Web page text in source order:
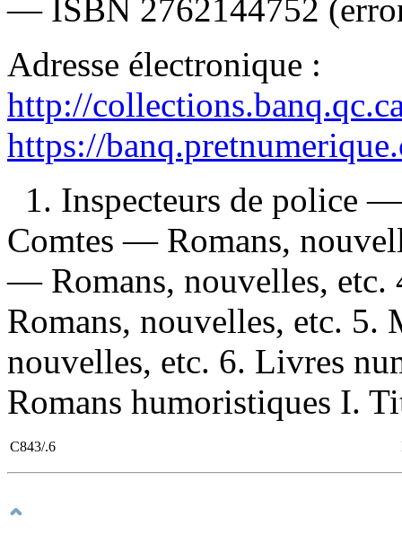
— ISBN 2762144752
Adresse électronique :
http://
https://
1. Inspecteurs de police
Comtes — Romans,
— Romans, nouvelles,
Romans, nouvelles, etc.
nouvelles, etc. 6. Livres
Romans humoristiques I.
C843/.6